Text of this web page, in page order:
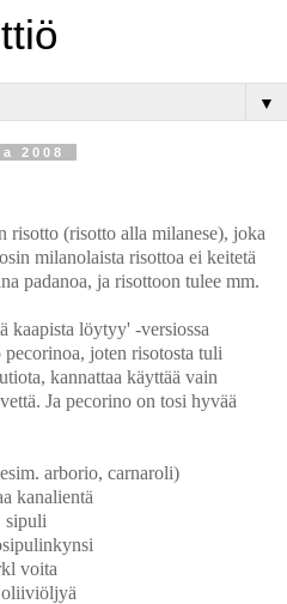
▼
2008
risotto (risotto alla milanese), joka
milanolaista risottoa ei keitetä
padanoa, ja risottoon tulee mm.
kaapista löytyy' -versiossa
pecorinoa, joten risotosta tuli
kannattaa käyttää vain
Ja pecorino on tosi hyvää
arborio, carnaroli)
kanalientä
sipuli
voita